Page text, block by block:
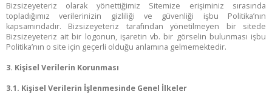
Bizsizeyeteriz olarak yönettiğimiz Sitemize erişiminiz sırasında
topladığımız verilerinizin gizliliği ve güvenliği işbu Politika’nın
kapsamındadır. Bizsizeyeteriz tarafından yönetilmeyen bir sitede
Bizsizeyeteriz ait bir logonun, işaretin vb. bir görselin bulunması işbu
Politika’nın o site için geçerli olduğu anlamına gelmemektedir.
3. Kişisel Verilerin Korunması
3.1. Kişisel Verilerin İşlenmesinde Genel İlkeler